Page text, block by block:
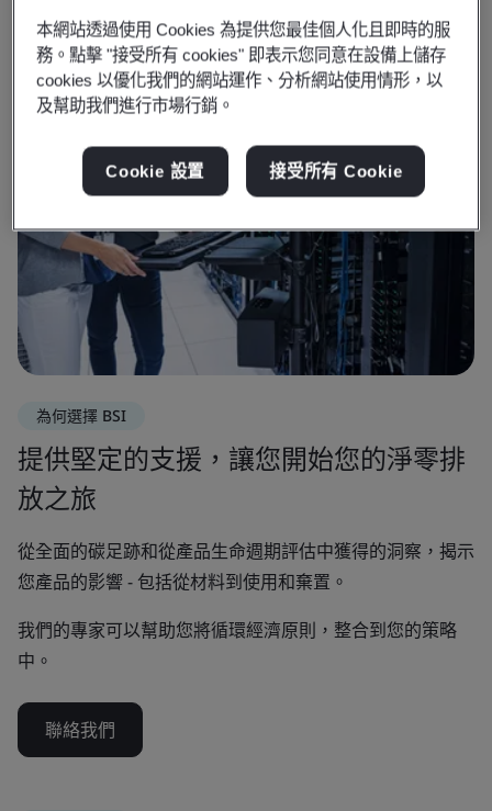
為何選擇 BSI
提供堅定的支援，讓您開始您的淨零排
放之旅
從全面的碳足跡和從產品生命週期評估中獲得的洞察，揭示
您產品的影響 - 包括從材料到使用和棄置。
我們的專家可以幫助您將循環經濟原則，整合到您的策略
中。
聯絡我們
本網站透過使用 Cookies 為提供您最佳個人化且即時的服
務。點擊 "接受所有 cookies" 即表示您同意在設備上儲存
cookies 以優化我們的網站運作、分析網站使用情形，以
及幫助我們進行市場行銷。
Cookie 設置 接受所有 Cookie